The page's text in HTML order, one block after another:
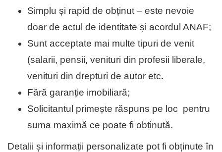
Simplu și rapid de obținut – este nevoie
doar de actul de identitate și acordul ANAF;
Sunt acceptate mai multe tipuri de venit
(salarii, pensii, venituri din profesii liberale,
venituri din drepturi de autor etc.
Fără garanție imobiliară;
Solicitantul primește răspuns pe loc pentru
suma maximă ce poate fi obținută.
Detalii și informații personalizate pot fi obținute în